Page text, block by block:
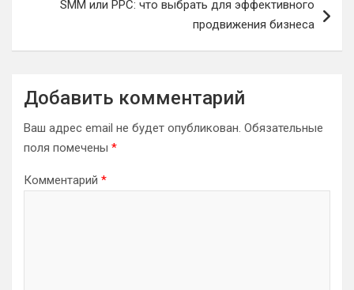
SMM или PPC: что выбрать для эффективного
продвижения бизнеса
Добавить комментарий
Ваш адрес email не будет опубликован. Обязательные
поля помечены *
Комментарий *